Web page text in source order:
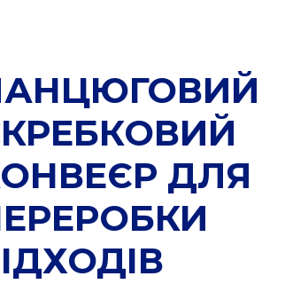
ДЛЯ